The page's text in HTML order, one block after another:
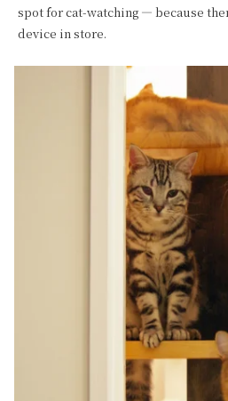
spot for cat-watching — because
device in store.